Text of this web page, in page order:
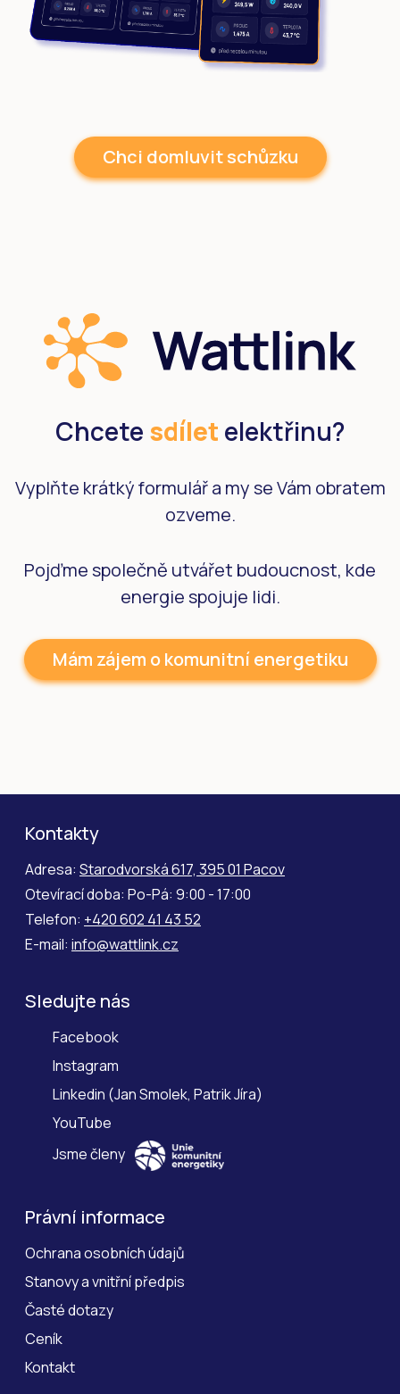
Chci domluvit schůzku
Chcete sdílet elektřinu?
Vyplňte krátký formulář a my se Vám obratem
ozveme.
Pojďme společně utvářet budoucnost, kde
energie spojuje lidi.
Mám zájem o komunitní energetiku
Kontakty
Adresa: Starodvorská 617, 395 01 Pacov
Otevírací doba: Po-Pá: 9:00 - 17:00
Telefon: +420 602 41 43 52
E-mail: info@wattlink.cz
Sledujte nás
Facebook
Instagram
Linkedin (Jan Smolek, Patrik Jíra)
YouTube
Jsme členy
Právní informace
Ochrana osobních údajů
Stanovy a vnitřní předpis
Časté dotazy
Ceník
Kontakt